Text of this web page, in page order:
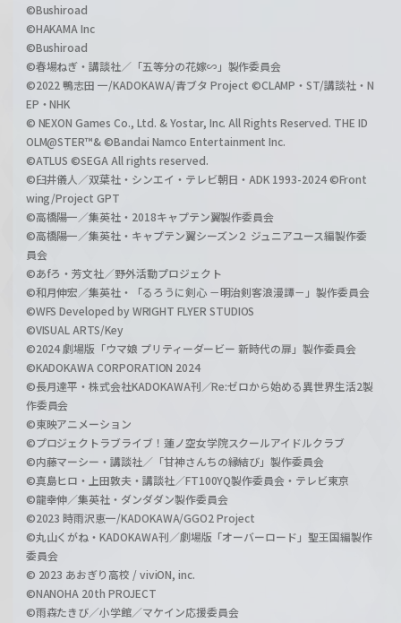
©Bushiroad
©HAKAMA Inc
©Bushiroad
©春場ねぎ・講談社／「五等分の花嫁∽」製作委員会
©2022 鴨志田 一/KADOKAWA/青ブタ Project ©CLAMP・ST/講談社・N
EP・NHK
© NEXON Games Co., Ltd. & Yostar, Inc. All Rights Reserved. THE ID
OLM@STER™& ©Bandai Namco Entertainment Inc.
©ATLUS ©SEGA All rights reserved.
©臼井儀人／双葉社・シンエイ・テレビ朝日・ADK 1993-2024 ©Front
wing/Project GPT
©高橋陽一／集英社・2018キャプテン翼製作委員会
©高橋陽一／集英社・キャプテン翼シーズン２ ジュニアユース編製作委
員会
©あfろ・芳文社／野外活動プロジェクト
©和月伸宏／集英社・「るろうに剣心 －明治剣客浪漫譚－」製作委員会
©WFS Developed by WRIGHT FLYER STUDIOS
©VISUAL ARTS/Key
©2024 劇場版「ウマ娘 プリティーダービー 新時代の扉」製作委員会
©KADOKAWA CORPORATION 2024
©長月達平・株式会社KADOKAWA刊／Re:ゼロから始める異世界生活2製
作委員会
©東映アニメーション
©プロジェクトラブライブ！蓮ノ空女学院スクールアイドルクラブ
©内藤マーシー・講談社／「甘神さんちの縁結び」製作委員会
©真島ヒロ・上田敦夫・講談社／FT100YQ製作委員会・テレビ東京
©龍幸伸／集英社・ダンダダン製作委員会
©2023 時雨沢恵一/KADOKAWA/GGO2 Project
©丸山くがね・KADOKAWA刊／劇場版「オーバーロード」聖王国編製作
委員会
© 2023 あおぎり高校 / viviON, inc.
©NANOHA 20th PROJECT
©雨森たきび／小学館／マケイン応援委員会